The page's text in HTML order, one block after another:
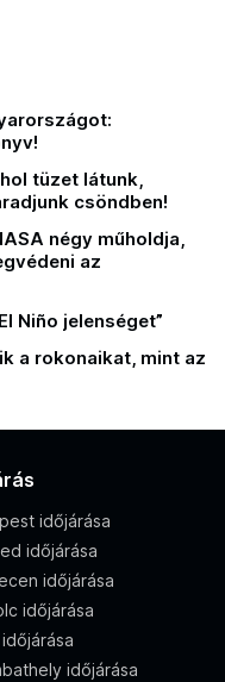
tüzet látunk,
csöndben!
négy műholdja,
az
Niño jelenséget”
a rokonaikat, mint az
időjárása
időjárása
időjárása
időjárása
időjárása